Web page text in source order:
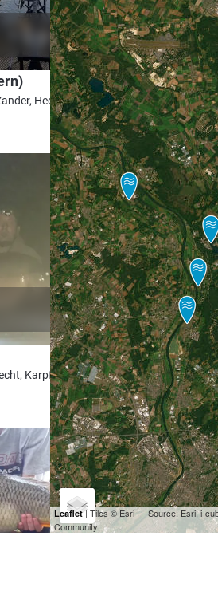
4.3
Hecht,
4.3
Karpfen, Aal,
Leaflet| Tiles © Esri — Source: Esri, i-
Community